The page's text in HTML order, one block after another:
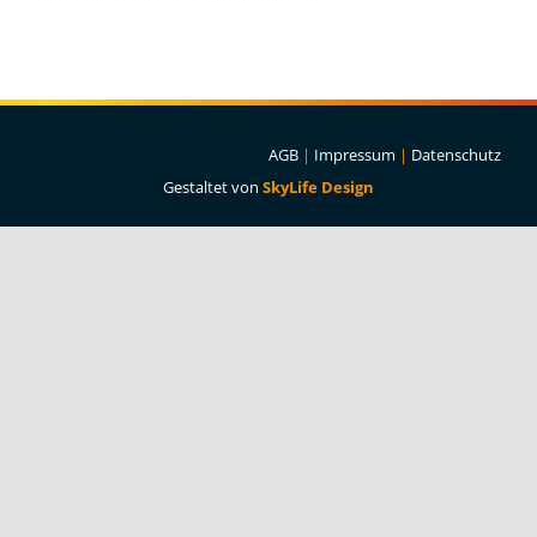
Projekte & Lösungen
AGB | Impressum | Datenschutz
Gestaltet von SkyLife Design